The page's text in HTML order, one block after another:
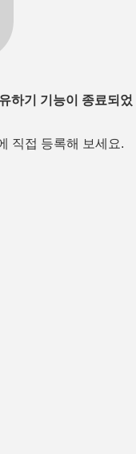
하기 기능이 종료되었
직접 등록해 보세요.